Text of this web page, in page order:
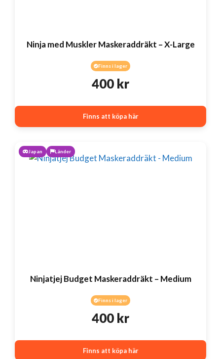
Ninja med Muskler Maskeraddräkt – X-Large
Finns i lager
400 kr
Finns att köpa här
Japan Länder
Ninjatjej Budget Maskeraddräkt – Medium
Finns i lager
400 kr
Finns att köpa här